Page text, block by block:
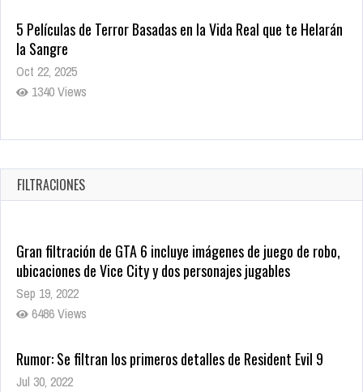
5 Películas de Terror Basadas en la Vida Real que te Helarán
la Sangre
Oct 22, 2025
1340 Views
Revive el terror: El conjuro 4: Últimos ritos ya está disponible
Oct 20, 2025
1382 Views
FILTRACIONES
Gran filtración de GTA 6 incluye imágenes de juego de robo,
ubicaciones de Vice City y dos personajes jugables
Sep 19, 2022
6486 Views
Rumor: Se filtran los primeros detalles de Resident Evil 9
Jul 30, 2022